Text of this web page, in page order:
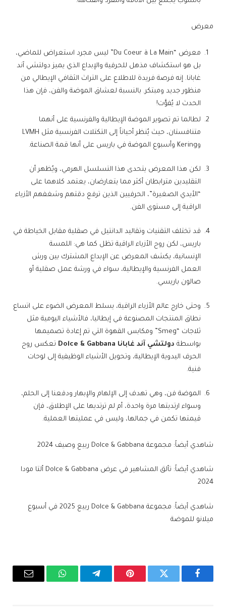
معرض
معرض “Du Coeur à La Main” ليس مجرد استعراض للماضي،
بل هو استكشاف مذهل للحرفية والإبداع الذي يميز دولتشي آند
غابانا. إنه فرصة فريدة للاطلاع على التراث الثقافي الإيطالي من
منظور جديد ومبتكر. بالنسبة لعشاق الموضة والفن، فإن هذا
الحدث لا يُفوَّت!
لطالما تم تصوير الموضة الإيطالية والفرنسية على أنهما
متنافستان، حيث يُنظر أحياناً إلى التكتلات الفرنسية مثل LVMH
وKering وأسبوع الموضة في باريس على أنها قمة الصناعة.
لكن هذا المعرض يتحدى هذا التسلسل الهرمي، ويُظهر أن
التقليدين مترابطان أكثر مما يتعارضان، يعتمد كلاهما على
“الأيدي الصغيرة”، الحرفيين الذين ترفع دقتهم وشغفهم الأزياء
الراقية إلى مستوى الفن.
قد تختلف التقنيات وتقاليد الدانتيل في صقلية مقابل الخياطة في
باريس، لكن روح الأزياء الراقية تظل كما هي: اللمسة
الإنسانية، يكشف المعرض عن الإبداع المشترك بين ورش
العمل الفرنسية والإيطالية، سواء في ورشة عمل صقلية أو
صالون باريسي.
وحتى خارج عالم الأزياء الراقية، يسلط المعرض الضوء على اتساع
نطاق المنتجات المصنوعة في إيطاليا، فالأشياء اليومية مثل
ثلاجات “Smeg” ومكابس القهوة التي تم إعادة تصميمها
بواسطة دولتشي آند غابانا Dolce & Gabbana
تعكس روح
الحرف اليدوية الإيطالية، وتحويل الأشياء الوظيفية إلى لوحات
فنية.
الموضة فن، وهي تهدف إلى الإلهام والإبهار ودفعنا إلى الحلم،
وسواء ارتديتها مرة واحدة، أم لم ترتديها على الإطلاق، فإن
قيمتها تكمن في جمالها، وليس في عمليتها العملية.
شاهدي أيضاً: مجموعة Dolce & Gabbana ربيع وصيف 2024
شاهدي أيضاً: تألق المشاهير في عرض Dolce & Gabbana ألتا مودا
2024
شاهدي أيضاً: مجموعة Dolce & Gabbana ربيع 2025 في أسبوع
ميلانو للموضة
فيسبوك تويتر بينتيريستتيلقرام واتساب البريد